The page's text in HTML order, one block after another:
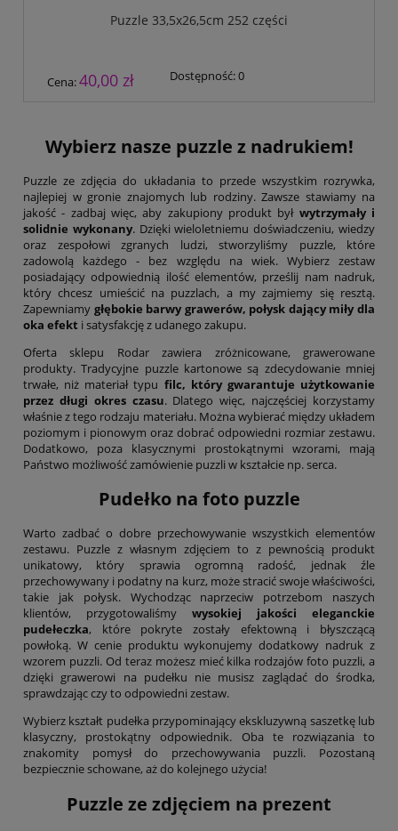
Puzzle 33,5x26,5cm 252 części
Cena:40,00 zł Dostępność:0
Wybierz nasze puzzle z nadrukiem!
Puzzle ze zdjęcia do układania to przede wszystkim rozrywka,
najlepiej w gronie znajomych lub rodziny. Zawsze stawiamy na
jakość - zadbaj więc, aby zakupiony produkt był wytrzymały i
solidnie wykonany. Dzięki wieloletniemu doświadczeniu, wiedzy
oraz zespołowi zgranych ludzi, stworzyliśmy puzzle, które
zadowolą każdego - bez względu na wiek. Wybierz zestaw
posiadający odpowiednią ilość elementów, prześlij nam nadruk,
który chcesz umieścić na puzzlach, a my zajmiemy się resztą.
Zapewniamy głębokie barwy grawerów, połysk dający miły dla
oka efekt i satysfakcję z udanego zakupu.
Oferta sklepu Rodar zawiera zróżnicowane, grawerowane
produkty. Tradycyjne puzzle kartonowe są zdecydowanie mniej
trwałe, niż materiał typu filc, który gwarantuje użytkowanie
przez długi okres czasu. Dlatego więc, najczęściej korzystamy
właśnie z tego rodzaju materiału. Można wybierać między układem
poziomym i pionowym oraz dobrać odpowiedni rozmiar zestawu.
Dodatkowo, poza klasycznymi prostokątnymi wzorami, mają
Państwo możliwość zamówienie puzzli w kształcie np. serca.
Pudełko na foto puzzle
Warto zadbać o dobre przechowywanie wszystkich elementów
zestawu. Puzzle z własnym zdjęciem to z pewnością produkt
unikatowy, który sprawia ogromną radość, jednak źle
przechowywany i podatny na kurz, może stracić swoje właściwości,
takie jak połysk. Wychodząc naprzeciw potrzebom naszych
klientów, przygotowaliśmy wysokiej jakości eleganckie
pudełeczka, które pokryte zostały efektowną i błyszczącą
powłoką. W cenie produktu wykonujemy dodatkowy nadruk z
wzorem puzzli. Od teraz możesz mieć kilka rodzajów foto puzzli, a
dzięki grawerowi na pudełku nie musisz zaglądać do środka,
sprawdzając czy to odpowiedni zestaw.
Wybierz kształt pudełka przypominający ekskluzywną saszetkę lub
klasyczny, prostokątny odpowiednik. Oba te rozwiązania to
znakomity pomysł do przechowywania puzzli. Pozostaną
bezpiecznie schowane, aż do kolejnego użycia!
Puzzle ze zdjęciem na prezent